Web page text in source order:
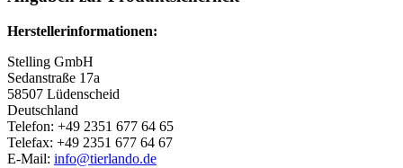
Herstellerinformationen:
Stelling GmbH
Sedanstraße 17a
58507 Lüdenscheid
Deutschland
Telefon: +49 2351 677 64 65
Telefax: +49 2351 677 64 67
E-Mail: info@tierlando.de